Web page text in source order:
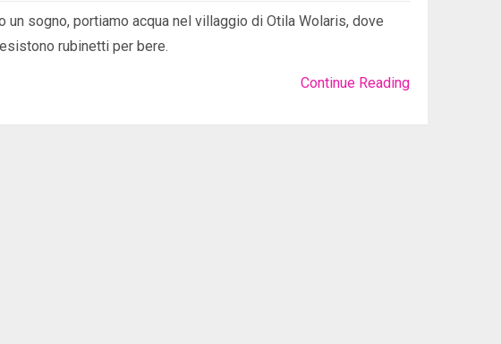
un sogno, portiamo acqua nel villaggio di Otila Wolaris, dove
rubinetti per bere.
Continue Reading